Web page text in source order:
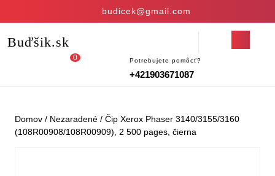
budicek@gmail.com
Buďšik.sk
Button
0 Potrebujete pomôcť?
+421903671087
Domov / Nezaradené / Čip Xerox Phaser 3140/3155/3160
(108R00908/108R00909), 2 500 pages, čierna